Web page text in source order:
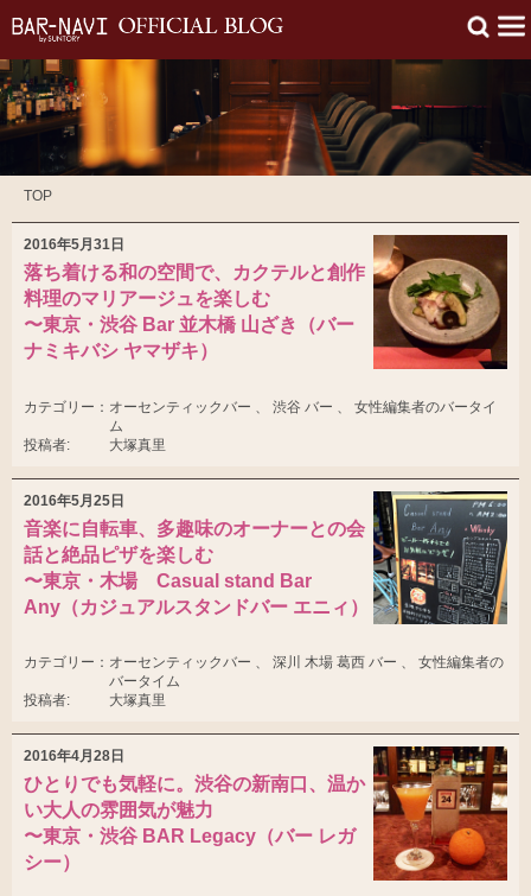
TOP
2016年5月31日
落ち着ける和の空間で、カクテルと創作
料理のマリアージュを楽しむ
〜東京・渋谷 Bar 並木橋 山ざき（バー
ナミキバシ ヤマザキ）
カテゴリー： オーセンティックバー 、 渋谷 バー 、 女性編集者のバータイ
ム
投稿者:
大塚真里
2016年5月25日
音楽に自転車、多趣味のオーナーとの会
話と絶品ピザを楽しむ
〜東京・木場 Casual stand Bar
Any（カジュアルスタンドバー エニィ）
カテゴリー： オーセンティックバー 、 深川 木場 葛西 バー 、 女性編集者の
バータイム
投稿者:
大塚真里
2016年4月28日
ひとりでも気軽に。渋谷の新南口、温か
い大人の雰囲気が魅力
〜東京・渋谷 BAR Legacy（バー レガ
シー）